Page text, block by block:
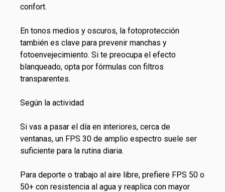
confort.
En tonos medios y oscuros, la fotoprotección
también es clave para prevenir manchas y
fotoenvejecimiento. Si te preocupa el efecto
blanqueado, opta por fórmulas con filtros
transparentes.
Según la actividad
Si vas a pasar el día en interiores, cerca de
ventanas, un FPS 30 de amplio espectro suele ser
suficiente para la rutina diaria.
Para deporte o trabajo al aire libre, prefiere FPS 50 o
50+ con resistencia al agua y reaplica con mayor